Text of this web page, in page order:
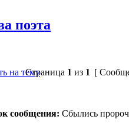
поэта
Страница 1 из 1 [
сообщения: Сбылись